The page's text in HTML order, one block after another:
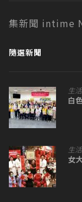
集新聞 intime
隨選新聞
生活
白
生活
女